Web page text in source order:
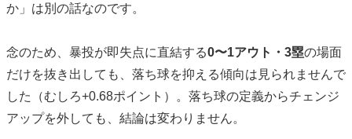
か」は別の話なのです。
念のため、暴投が即失点に直結する0〜1アウト・3塁の場面
だけを抜き出しても、落ち球を抑える傾向は見られませんで
した（むしろ+0.68ポイント）。落ち球の定義からチェンジ
アップを外しても、結論は変わりません。